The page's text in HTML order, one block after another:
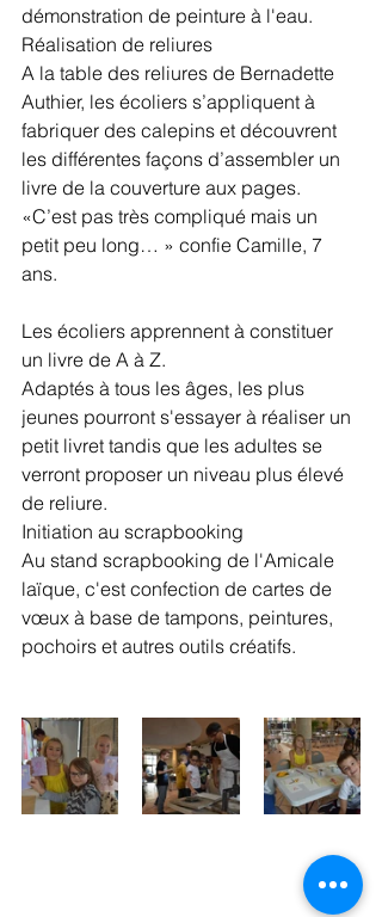
démonstration de peinture à l'eau.
Réalisation de reliures
A la table des reliures de Bernadette
Authier, les écoliers s’appliquent à
fabriquer des calepins et découvrent
les différentes façons d’assembler un
livre de la couverture aux pages.
«C’est pas très compliqué mais un
petit peu long… » confie Camille, 7
ans.
Les écoliers apprennent à constituer
un livre de A à Z.
Adaptés à tous les âges, les plus
jeunes pourront s'essayer à réaliser un
petit livret tandis que les adultes se
verront proposer un niveau plus élevé
de reliure.
Initiation au scrapbooking
Au stand scrapbooking de l'Amicale
laïque, c'est confection de cartes de
vœux à base de tampons, peintures,
pochoirs et autres outils créatifs.